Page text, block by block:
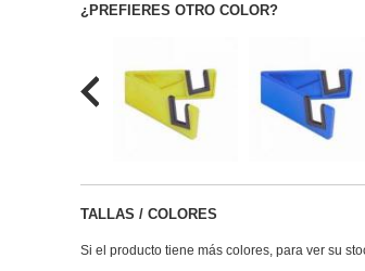
¿PREFIERES OTRO COLOR?
TALLAS / COLORES
Si el producto tiene más colores, para ver su